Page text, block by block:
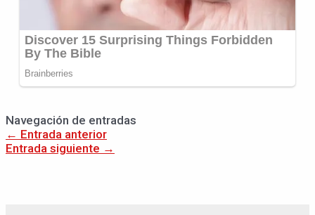
Navegación de entradas
← Entrada anterior
Entrada siguiente →